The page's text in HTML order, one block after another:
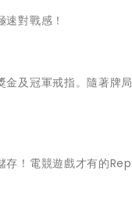
對戰感！
及冠軍戒指。隨著牌
！電競遊戲才有的